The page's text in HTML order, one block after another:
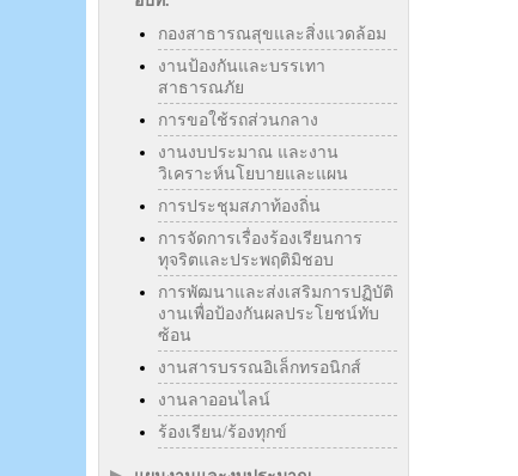
กองสาธารณสุขและสิ่งแวดล้อม
งานป้องกันและบรรเทา
สาธารณภัย
การขอใช้รถส่วนกลาง
งานงบประมาณ และงาน
วิเคราะห์นโยบายและแผน
การประชุมสภาท้องถิ่น
การจัดการเรื่องร้องเรียนการ
ทุจริตและประพฤติมิชอบ
การพัฒนาและส่งเสริมการปฏิบัติ
งานเพื่อป้องกันผลประโยชน์ทับ
ซ้อน
งานสารบรรณอิเล็กทรอนิกส์
งานลาออนไลน์
ร้องเรียน/ร้องทุกข์